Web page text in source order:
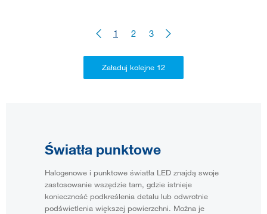
1 2 3
Światła punktowe
Halogenowe i punktowe światła LED znajdą swoje
zastosowanie wszędzie tam, gdzie istnieje
konieczność podkreślenia detalu lub odwrotnie
podświetlenia większej powierzchni. Można je